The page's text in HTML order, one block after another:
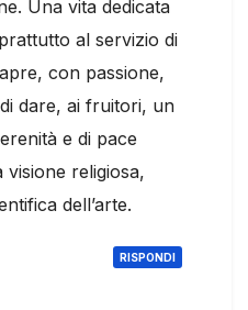
Una vita dedicata
al servizio di
con passione,
dare, ai fruitori, un
e di pace
religiosa,
dell’arte.
RISPONDI